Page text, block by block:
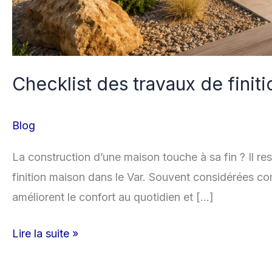
Checklist des travaux de
Blog
La construction d’une maison touche à sa fin ? Il
finition maison dans le Var. Souvent considérées
améliorent le confort au quotidien et […]
Lire la suite »